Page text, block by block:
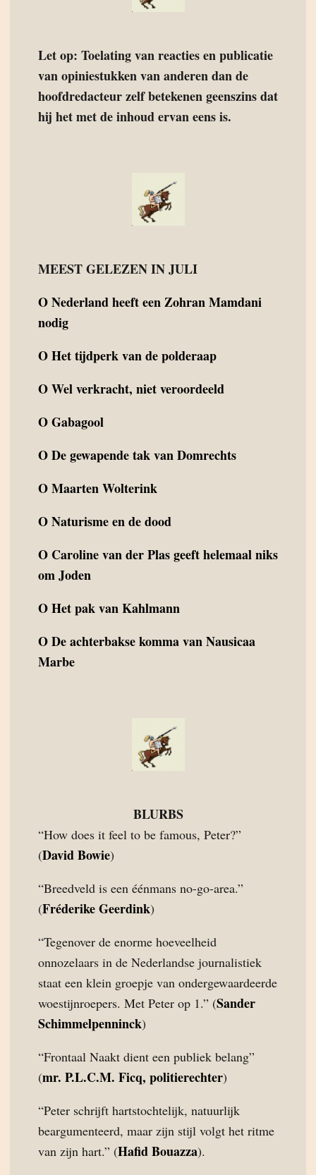
Let op: Toelating van reacties en publicatie
van opiniestukken van anderen dan de
hoofdredacteur zelf betekenen geenszins dat
hij het met de inhoud ervan eens is.
MEEST GELEZEN IN JULI
ONederland heeft een Zohran Mamdani
nodig
OHet tijdperk van de polderaap
OWel verkracht, niet veroordeeld
OGabagool
ODe gewapende tak van Domrechts
OMaarten Wolterink
ONaturisme en de dood
O Caroline van der Plas geeft helemaal niks
om Joden
OHet pak van Kahlmann
ODe achterbakse komma van Nausicaa
Marbe
BLURBS
“How does it feel to be famous, Peter?”
(David Bowie)
“Breedveld is een éénmans no-go-area.”
(Fréderike Geerdink)
“Tegenover de enorme hoeveelheid
onnozelaars in de Nederlandse journalistiek
staat een klein groepje van ondergewaardeerde
woestijnroepers. Met Peter op 1.” (Sander
Schimmelpenninck)
“Frontaal Naakt dient een publiek belang”
(mr. P.L.C.M. Ficq, politierechter)
“Peter schrijft hartstochtelijk, natuurlijk
beargumenteerd, maar zijn stijl volgt het ritme
van zijn hart.” (Hafid Bouazza).